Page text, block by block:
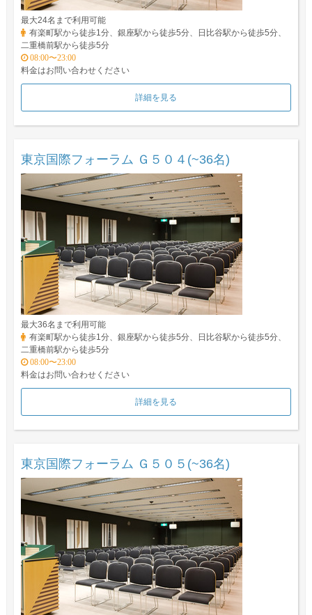
最大24名まで利用可能
有楽町駅から徒歩1分、銀座駅から徒歩5分、日比谷駅から徒歩5分、
二重橋前駅から徒歩5分
08:00〜23:00
料金はお問い合わせください
詳細を見る
東京国際フォーラム Ｇ５０４(~36名)
最大36名まで利用可能
有楽町駅から徒歩1分、銀座駅から徒歩5分、日比谷駅から徒歩5分、
二重橋前駅から徒歩5分
08:00〜23:00
料金はお問い合わせください
詳細を見る
東京国際フォーラム Ｇ５０５(~36名)